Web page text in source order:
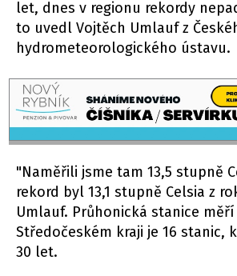
let, dnes v regionu rekordy
to uvedl Vojtěch Umlauf z
hydrometeorologického ústavu.
"Naměřili jsme tam 13,5 stupně
rekord byl 13,1 stupně Celsia z
Umlauf. Průhonická stanice měří
Středočeském kraji je 16 stanic,
30 let.